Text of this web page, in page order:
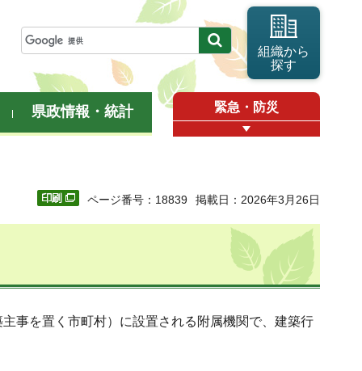
組織から
探す
県政情報・統計 緊急・防災
ページ番号：18839 掲載日：2026年3月26日
事を置く市町村）に設置される附属機関で、建築行